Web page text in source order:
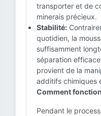
transporter et de
minerais précieux.
Stabilité:
quotidien, la
suffisamment
séparation
provient de la
additifs chimiques
Comment
Pendant le